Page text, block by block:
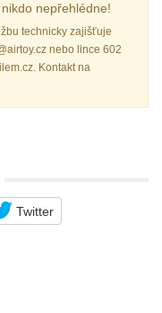
nepřehlédne!
technicky zajišťuje
nebo lince 602
Kontakt na
Twitter